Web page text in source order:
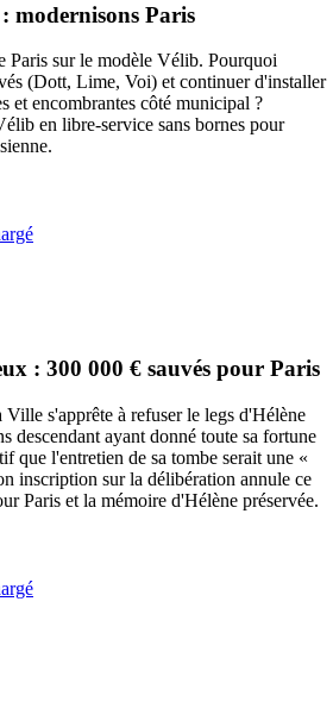
modernisons Paris
Paris sur le modèle Vélib. Pourquoi
(Dott, Lime, Voi) et continuer d'installer
et encombrantes côté municipal ?
en libre-service sans bornes pour
: 300 000 € sauvés pour Paris
s'apprête à refuser le legs d'Hélène
descendant ayant donné toute sa fortune
que l'entretien de sa tombe serait une «
inscription sur la délibération annule ce
Paris et la mémoire d'Hélène préservée.